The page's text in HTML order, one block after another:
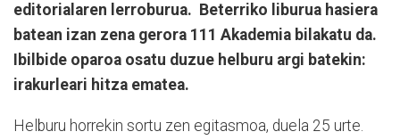
editorialaren lerroburua. Beterriko liburua hasiera
batean izan zena gerora 111 Akademia bilakatu da.
Ibilbide oparoa osatu duzue helburu argi batekin:
irakurleari hitza ematea.
Helburu horrekin sortu zen egitasmoa, duela 25 urte.